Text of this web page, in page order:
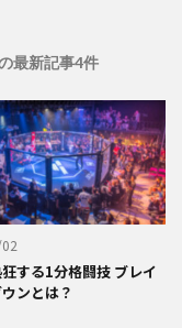
最新記事4件
する1分格闘技 ブレイ
ンとは？